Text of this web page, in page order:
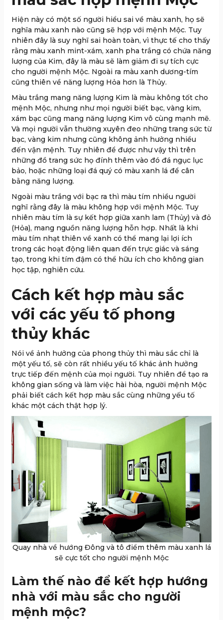
Hiện này có một số người hiểu sai về màu xanh, họ sẽ
nghĩa màu xanh nào cũng sẽ hợp với mệnh Mộc. Tuy
nhiên đây là suy nghĩ sai hoàn toàn, vì thực tế cho thấy
rằng màu xanh mint-xám, xanh pha trắng có chứa năng
lượng của Kim, đây là màu sẽ làm giảm đi sự tích cực
cho người mệnh Mộc. Ngoài ra màu xanh dương-tím
cũng thiên về năng lượng Hỏa hơn là Thủy.
Màu trắng mang năng lượng Kim là màu không tốt cho
mệnh Mộc, nhưng như mọi người biết bạc, vàng kim,
xám bạc cũng mang năng lượng Kim vô cùng mạnh mẽ.
Và mọi người vẫn thường xuyên đeo những trang sức từ
bạc, vàng kim nhưng cũng không ảnh hưởng nhiều
đến vận mệnh. Tuy nhiên để được như vậy thì trên
những đồ trang sức họ đính thêm vào đó đá ngục lục
bảo, hoặc những loại đá quý có màu xanh lá để cân
bằng năng lượng.
Ngoài màu trắng với bạc ra thì màu tím nhiều người
nghĩ rằng đây là màu không hợp với mệnh Mộc. Tuy
nhiên màu tím là sự kết hợp giữa xanh lam (Thủy) và đỏ
(Hỏa), mang nguồn năng lượng hỗn hợp. Nhất là khi
màu tím nhạt thiên về xanh có thể mang lại lợi ích
trong các hoạt động liên quan đến trực giác và sáng
tạo, trong khi tím đậm có thể hữu ích cho không gian
học tập, nghiên cứu.
Cách kết hợp màu sắc
với các yếu tố phong
thủy khác
Nói về ảnh hưởng của phong thủy thì màu sắc chỉ là
một yếu tố, sẽ còn rất nhiều yếu tố khác ảnh hưởng
trực tiếp đến mệnh của mọi người. Tuy nhiên để tạo ra
không gian sống và làm việc hài hòa, người mệnh Mộc
phải biết cách kết hợp màu sắc cùng những yếu tố
khác một cách thật hợp lý.
Quay nhà về hướng Đông và tô điểm thêm màu xanh lá
sẽ cực tốt cho người mệnh Mộc
Làm thế nào để kết hợp hướng
nhà với màu sắc cho người
mệnh mộc?